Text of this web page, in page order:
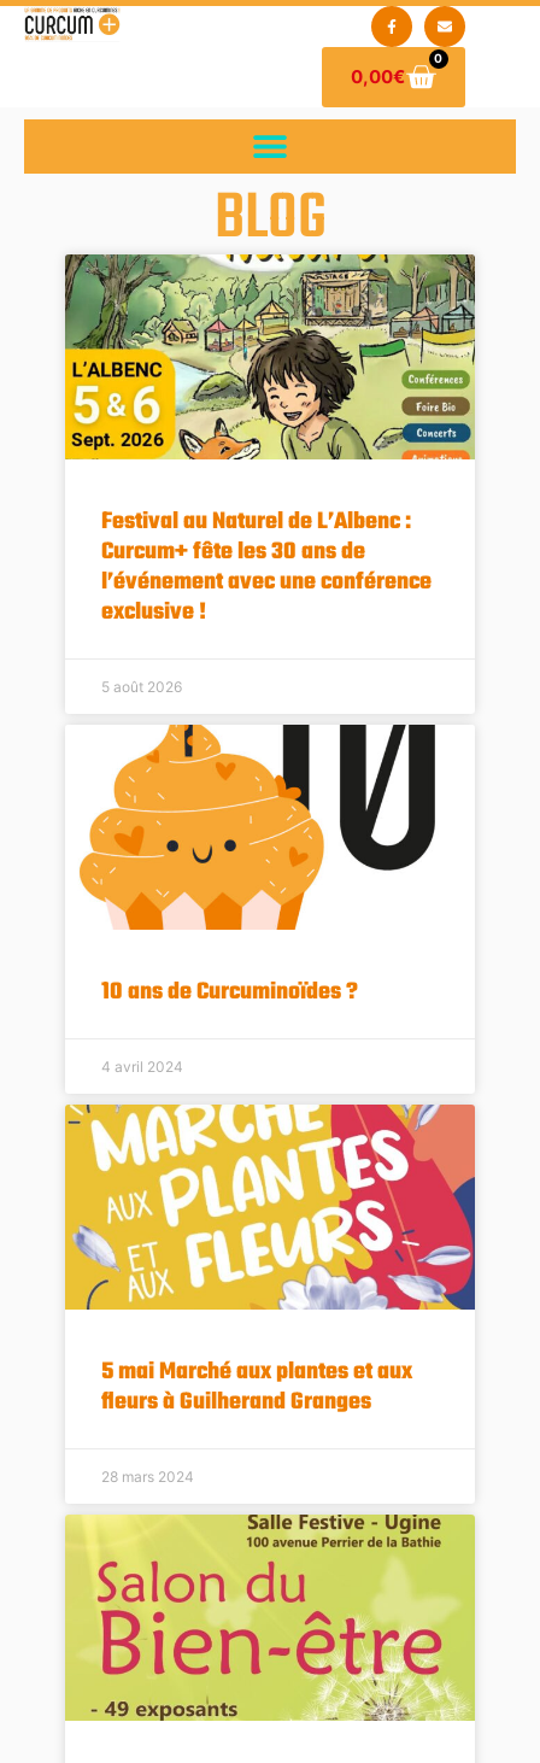
0,00€
0
BLOG
Festival au Naturel de L’Albenc :
Curcum+ fête les 30 ans de
l’événement avec une conférence
exclusive !
5 août 2026
10 ans de Curcuminoïdes ?
4 avril 2024
5 mai Marché aux plantes et aux
fleurs à Guilherand Granges
28 mars 2024